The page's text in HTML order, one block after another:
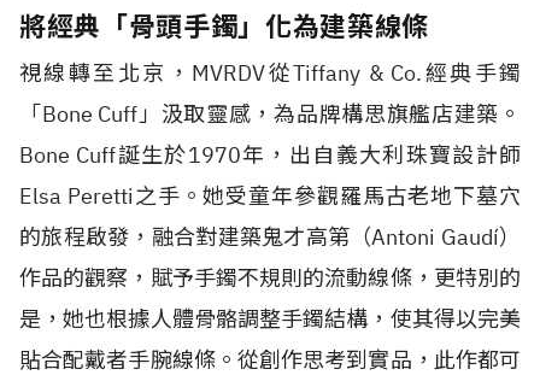
將經典「骨頭手鐲」化為建築線條
視線轉至北京， MVRDV從Tiffany & Co.經典手鐲
「Bone Cuff」汲取靈感，為品牌構思旗艦店建築。
Bone Cuff誕生於1970年，出自義大利珠寶設計師
Elsa Peretti之手。她受童年參觀羅馬古老地下墓穴
的旅程啟發，融合對建築鬼才高第（Antoni Gaudí）
作品的觀察，賦予手鐲不規則的流動線條，更特別的
是，她也根據人體骨骼調整手鐲結構，使其得以完美
貼合配戴者手腕線條。從創作思考到實品，此作都可